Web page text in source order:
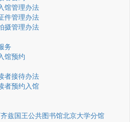
馆管理办法
件管理办法
摄管理办法
务
馆预约
者接待办法
者预约入馆
兹国王公共图书馆北京大学分馆